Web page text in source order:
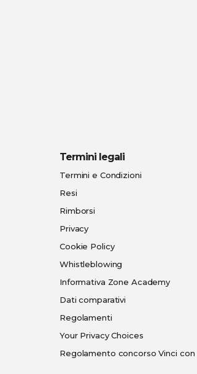
Termini legali
Termini e Condizioni
Resi
Rimborsi
Privacy
Cookie Policy
Whistleblowing
Informativa Zone Academy
Dati comparativi
Regolamenti
Your Privacy Choices
Regolamento concorso Vinci con